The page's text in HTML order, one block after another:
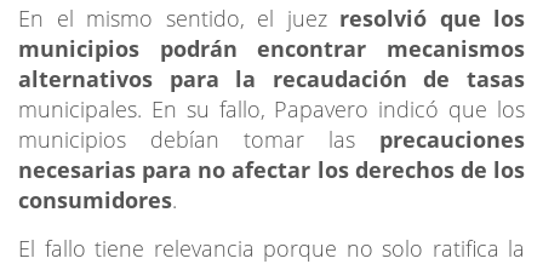
En el mismo sentido, el juez resolvió que los
municipios podrán encontrar mecanismos
alternativos para la recaudación de tasas
municipales. En su fallo, Papavero indicó que los
municipios debían tomar las precauciones
necesarias para no afectar los derechos de los
consumidores.
El fallo tiene relevancia porque no solo ratifica la